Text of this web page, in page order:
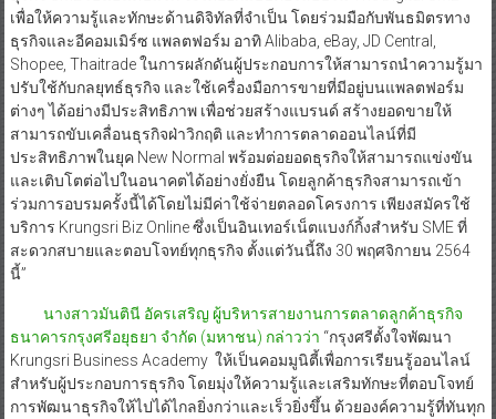
เพื่อให้ความรู้และทักษะด้านดิจิทัลที่จำเป็น โดยร่วมมือกับพันธมิตรทาง
ธุรกิจและอีคอมเมิร์ซ แพลตฟอร์ม อาทิ Alibaba, eBay, JD Central,
Shopee, Thaitrade ในการผลักดันผู้ประกอบการให้สามารถนำความรู้มา
ปรับใช้กับกลยุทธ์ธุรกิจ และใช้เครื่องมือการขายที่มีอยู่บนแพลตฟอร์ม
ต่างๆ ได้อย่างมีประสิทธิภาพ เพื่อช่วยสร้างแบรนด์ สร้างยอดขายให้
สามารถขับเคลื่อนธุรกิจฝ่าวิกฤติ และทำการตลาดออนไลน์ที่มี
ประสิทธิภาพในยุค New Normal พร้อมต่อยอดธุรกิจให้สามารถแข่งขัน
และเติบโตต่อไปในอนาคตได้อย่างยั่งยืน โดยลูกค้าธุรกิจสามารถเข้า
ร่วมการอบรมครั้งนี้ได้โดยไม่มีค่าใช้จ่ายตลอดโครงการ เพียงสมัครใช้
บริการ Krungsri Biz Online ซึ่งเป็นอินเทอร์เน็ตแบงก์กิ้งสำหรับ SME ที่
สะดวกสบายและตอบโจทย์ทุกธุรกิจ ตั้งแต่วันนี้ถึง 30 พฤศจิกายน 2564
นี้”
นางสาวมันตินี อัครเสริญ ผู้บริหารสายงานการตลาดลูกค้าธุรกิจ
ธนาคารกรุงศรีอยุธยา จำกัด (มหาชน) กล่าวว่า “กรุงศรีตั้งใจพัฒนา
Krungsri Business Academy ให้เป็นคอมมูนิตี้เพื่อการเรียนรู้ออนไลน์
สำหรับผู้ประกอบการธุรกิจ โดยมุ่งให้ความรู้และเสริมทักษะที่ตอบโจทย์
การพัฒนาธุรกิจให้ไปได้ไกลยิ่งกว่าและเร็วยิ่งขึ้น ด้วยองค์ความรู้ที่ทันทุก